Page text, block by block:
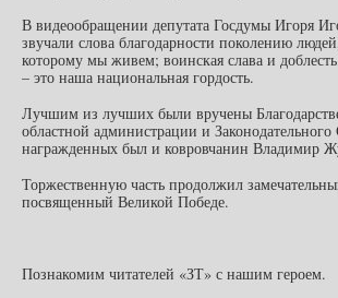
В видеообращении депутата Госдумы Игоря
звучали слова благодарности поколению
которому мы живем; воинская слава и
– это наша национальная гордость.
Лучшим из лучших были вручены
областной администрации и
награжденных был и ковровчанин Владимир
Торжественную часть продолжил
посвященный Великой Победе.
Познакомим читателей «ЗТ» с нашим героем.